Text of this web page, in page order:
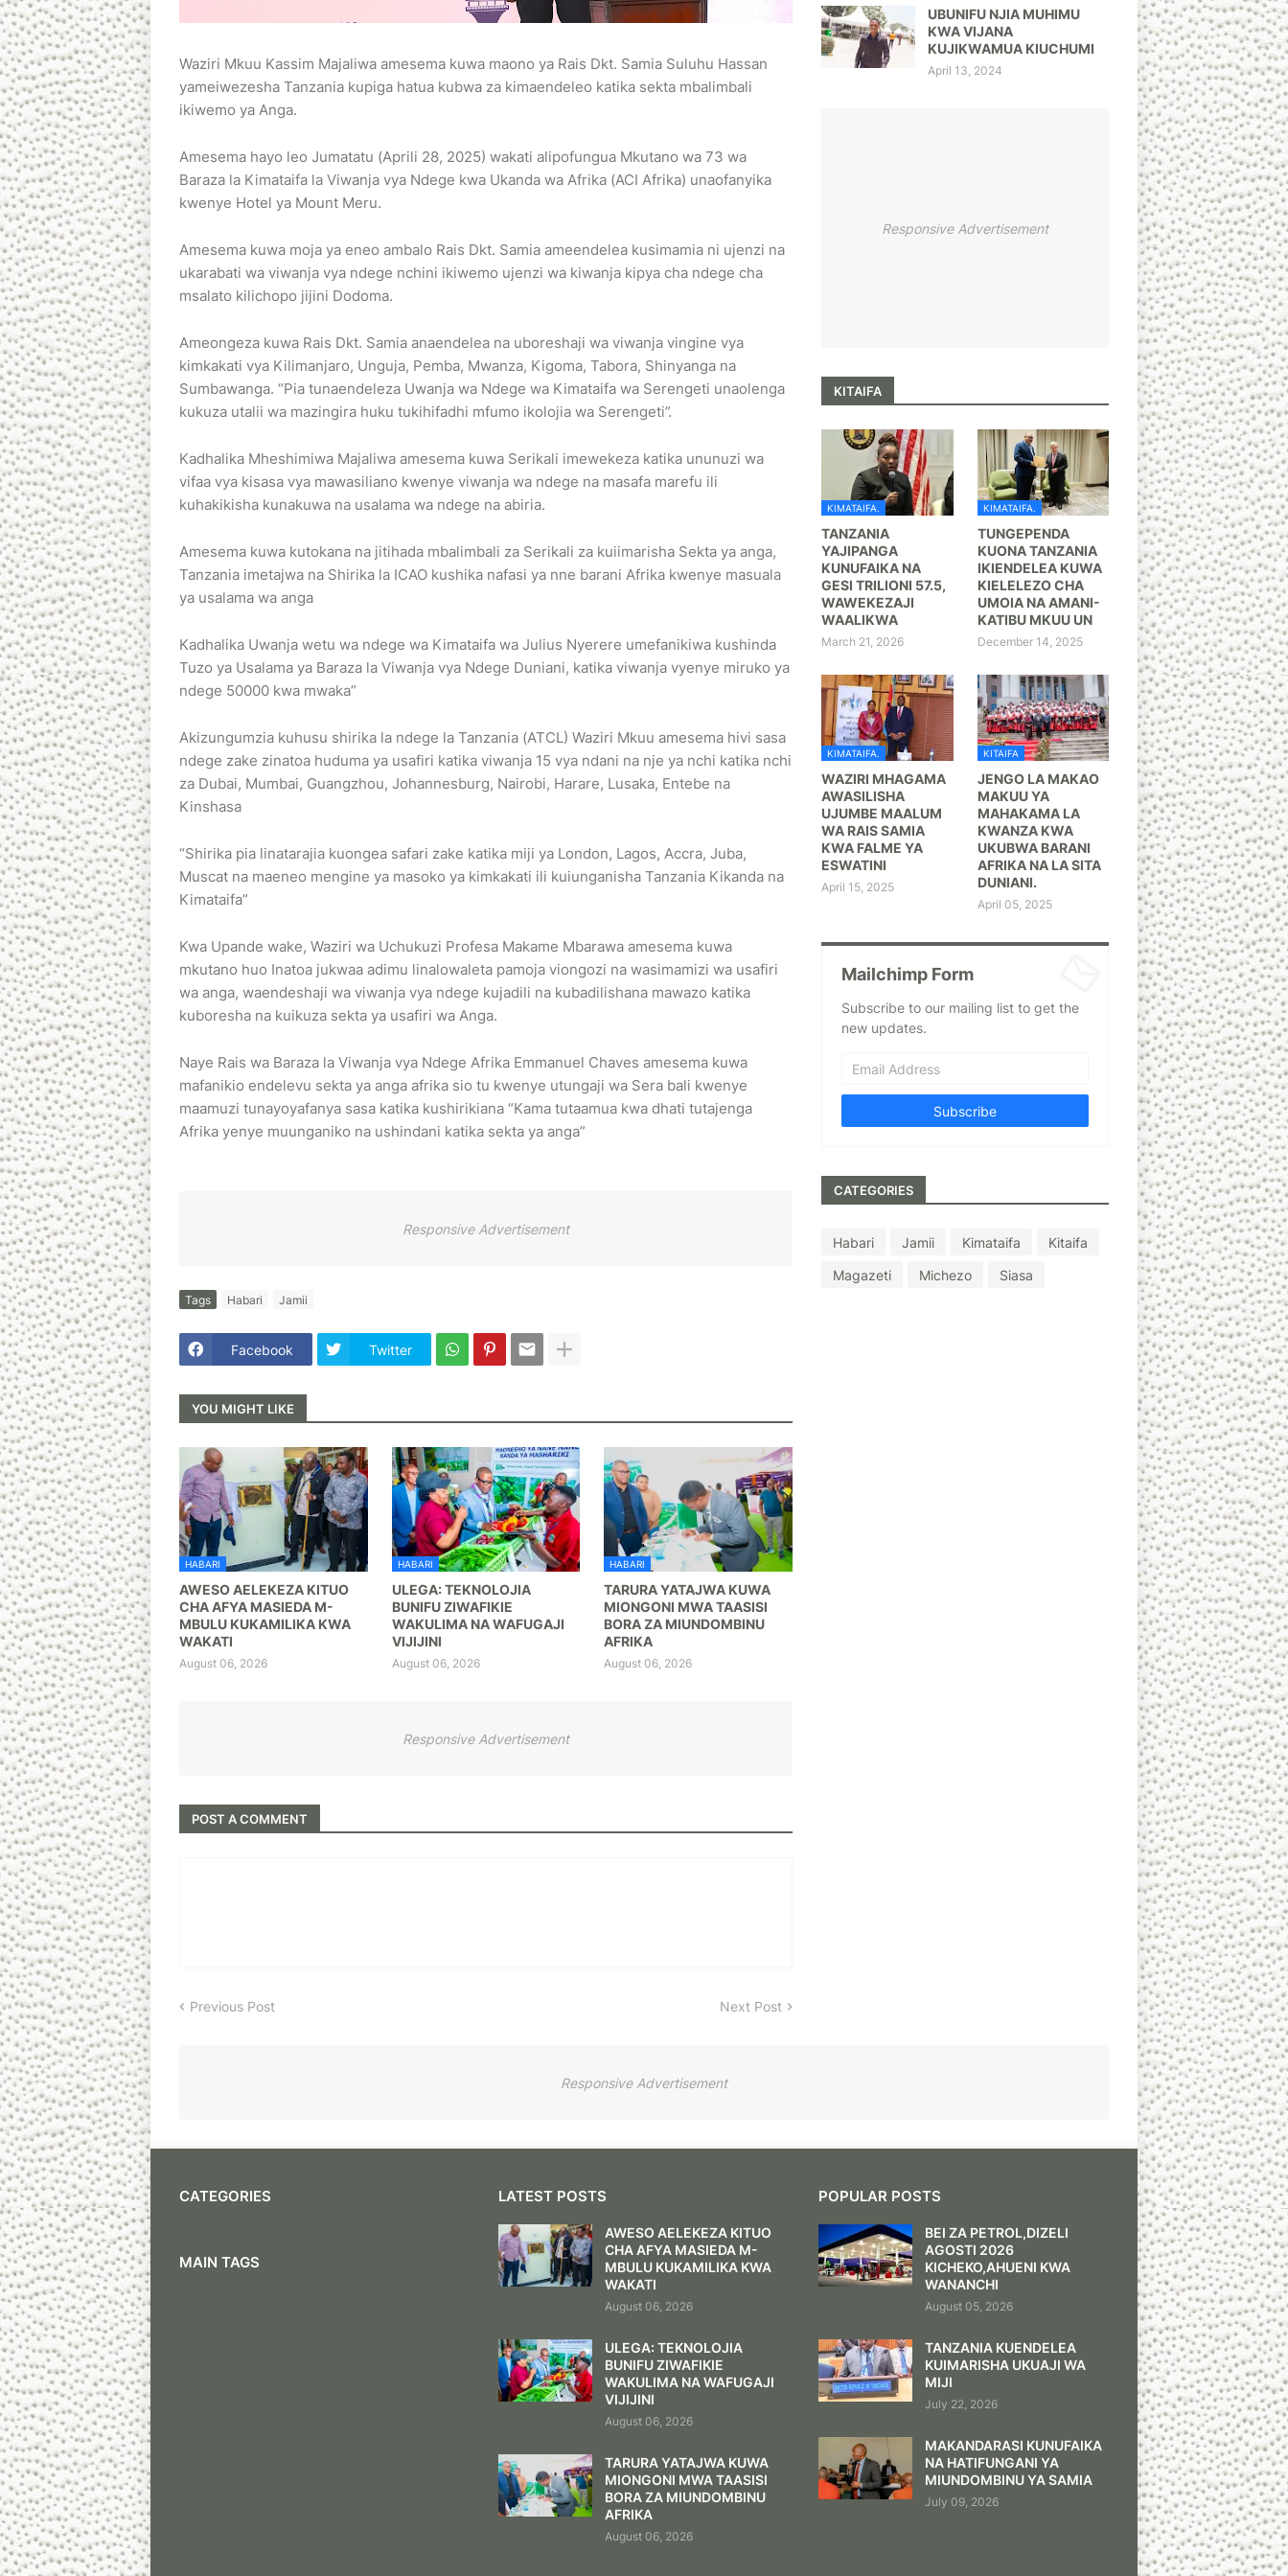
Waziri Mkuu Kassim Majaliwa amesema kuwa maono ya Rais Dkt. Samia Suluhu Hassan
yameiwezesha Tanzania kupiga hatua kubwa za kimaendeleo katika sekta mbalimbali
ikiwemo ya Anga.
Amesema hayo leo Jumatatu (Aprili 28, 2025) wakati alipofungua Mkutano wa 73 wa
Baraza la Kimataifa la Viwanja vya Ndege kwa Ukanda wa Afrika (ACI Afrika) unaofanyika
kwenye Hotel ya Mount Meru.
Amesema kuwa moja ya eneo ambalo Rais Dkt. Samia ameendelea kusimamia ni ujenzi na
ukarabati wa viwanja vya ndege nchini ikiwemo ujenzi wa kiwanja kipya cha ndege cha
msalato kilichopo jijini Dodoma.
Ameongeza kuwa Rais Dkt. Samia anaendelea na uboreshaji wa viwanja vingine vya
kimkakati vya Kilimanjaro, Unguja, Pemba, Mwanza, Kigoma, Tabora, Shinyanga na
Sumbawanga. “Pia tunaendeleza Uwanja wa Ndege wa Kimataifa wa Serengeti unaolenga
kukuza utalii wa mazingira huku tukihifadhi mfumo ikolojia wa Serengeti”.
Kadhalika Mheshimiwa Majaliwa amesema kuwa Serikali imewekeza katika ununuzi wa
vifaa vya kisasa vya mawasiliano kwenye viwanja wa ndege na masafa marefu ili
kuhakikisha kunakuwa na usalama wa ndege na abiria.
Amesema kuwa kutokana na jitihada mbalimbali za Serikali za kuiimarisha Sekta ya anga,
Tanzania imetajwa na Shirika la ICAO kushika nafasi ya nne barani Afrika kwenye masuala
ya usalama wa anga
Kadhalika Uwanja wetu wa ndege wa Kimataifa wa Julius Nyerere umefanikiwa kushinda
Tuzo ya Usalama ya Baraza la Viwanja vya Ndege Duniani, katika viwanja vyenye miruko ya
ndege 50000 kwa mwaka”
Akizungumzia kuhusu shirika la ndege la Tanzania (ATCL) Waziri Mkuu amesema hivi sasa
ndege zake zinatoa huduma ya usafiri katika viwanja 15 vya ndani na nje ya nchi katika nchi
za Dubai, Mumbai, Guangzhou, Johannesburg, Nairobi, Harare, Lusaka, Entebe na
Kinshasa
“Shirika pia linatarajia kuongea safari zake katika miji ya London, Lagos, Accra, Juba,
Muscat na maeneo mengine ya masoko ya kimkakati ili kuiunganisha Tanzania Kikanda na
Kimataifa”
Kwa Upande wake, Waziri wa Uchukuzi Profesa Makame Mbarawa amesema kuwa
mkutano huo Inatoa jukwaa adimu linalowaleta pamoja viongozi na wasimamizi wa usafiri
wa anga, waendeshaji wa viwanja vya ndege kujadili na kubadilishana mawazo katika
kuboresha na kuikuza sekta ya usafiri wa Anga.
Naye Rais wa Baraza la Viwanja vya Ndege Afrika Emmanuel Chaves amesema kuwa
mafanikio endelevu sekta ya anga afrika sio tu kwenye utungaji wa Sera bali kwenye
maamuzi tunayoyafanya sasa katika kushirikiana “Kama tutaamua kwa dhati tutajenga
Afrika yenye muunganiko na ushindani katika sekta ya anga”
Responsive Advertisement
Tags Habari Jamii
Facebook Twitter
YOU MIGHT LIKE
HABARI
AWESO AELEKEZA KITUO
CHA AFYA MASIEDA M-
MBULU KUKAMILIKA KWA
WAKATI
August 06, 2026
HABARI
ULEGA: TEKNOLOJIA
BUNIFU ZIWAFIKIE
WAKULIMA NA WAFUGAJI
VIJIJINI
August 06, 2026
HABARI
TARURA YATAJWA KUWA
MIONGONI MWA TAASISI
BORA ZA MIUNDOMBINU
AFRIKA
August 06, 2026
Responsive Advertisement
POST A COMMENT
Previous Post Next Post
UBUNIFU NJIA MUHIMU
KWA VIJANA
KUJIKWAMUA KIUCHUMI
April 13, 2024
Responsive Advertisement
KITAIFA
KIMATAIFA.
TANZANIA
YAJIPANGA
KUNUFAIKA NA
GESI TRILIONI 57.5,
WAWEKEZAJI
WAALIKWA
March 21, 2026
KIMATAIFA.
TUNGEPENDA
KUONA TANZANIA
IKIENDELEA KUWA
KIELELEZO CHA
UMOIA NA AMANI-
KATIBU MKUU UN
December 14, 2025
KIMATAIFA.
WAZIRI MHAGAMA
AWASILISHA
UJUMBE MAALUM
WA RAIS SAMIA
KWA FALME YA
ESWATINI
April 15, 2025
KITAIFA
JENGO LA MAKAO
MAKUU YA
MAHAKAMA LA
KWANZA KWA
UKUBWA BARANI
AFRIKA NA LA SITA
DUNIANI.
April 05, 2025
Mailchimp Form
Subscribe to our mailing list to get the
new updates.
CATEGORIES
Habari Jamii Kimataifa
Kitaifa
Magazeti
Michezo Siasa
Responsive Advertisement
CATEGORIES
MAIN TAGS
LATEST POSTS
AWESO AELEKEZA KITUO
CHA AFYA MASIEDA M-
MBULU KUKAMILIKA KWA
WAKATI
August 06, 2026
ULEGA: TEKNOLOJIA
BUNIFU ZIWAFIKIE
WAKULIMA NA WAFUGAJI
VIJIJINI
August 06, 2026
TARURA YATAJWA KUWA
MIONGONI MWA TAASISI
BORA ZA MIUNDOMBINU
AFRIKA
August 06, 2026
POPULAR POSTS
BEI ZA PETROL,DIZELI
AGOSTI 2026
KICHEKO,AHUENI KWA
WANANCHI
August 05, 2026
TANZANIA KUENDELEA
KUIMARISHA UKUAJI WA
MIJI
July 22, 2026
MAKANDARASI KUNUFAIKA
NA HATIFUNGANI YA
MIUNDOMBINU YA SAMIA
July 09, 2026